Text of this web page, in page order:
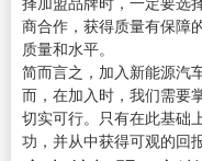
商合作，获得质量有保障
质量和水平。
简而言之，加入新能源汽
而，在加入时，我们需要
切实可行。只有在此基础
功，并从中获得可观的回报